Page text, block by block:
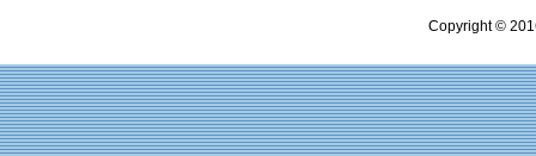
Copyright ©